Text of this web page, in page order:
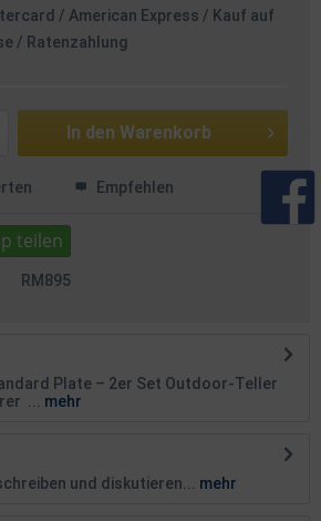
/ American Express / Kauf auf
/ Ratenzahlung
In den Warenkorb
Empfehlen
RM895
Plate – 2er Set Outdoor-Teller
...
mehr
und diskutieren...
mehr